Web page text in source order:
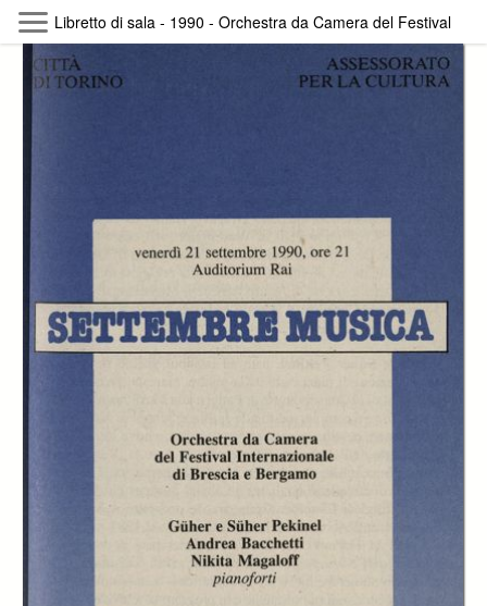
Skip to main content
Follow The Byterfly And Enjoy Open
Knowledge
Policy Collections Providers Exhibitions
Libretto di sala - 1990 - Orchestra da Camera del Festival